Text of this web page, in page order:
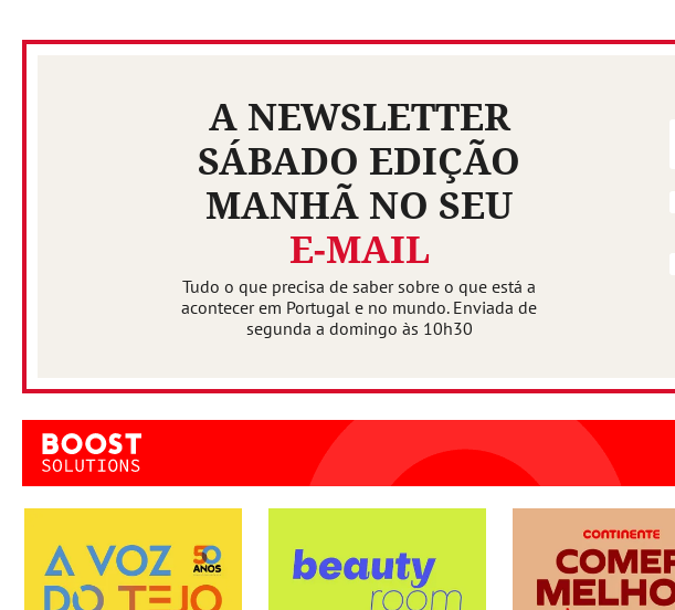
A NEWSLETTER
SÁBADO EDIÇÃO
MANHÃ NO SEU
E-MAIL
Tudo o que precisa de saber sobre o que está a
acontecer em Portugal e no mundo. Enviada de
segunda a domingo às 10h30